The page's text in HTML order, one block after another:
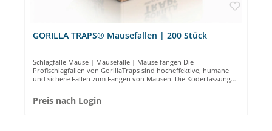
GORILLA TRAPS® Mausefallen | 200 Stück
Schlagfalle Mäuse | Mausefalle | Mäuse fangen Die
Profischlagfallen von GorillaTraps sind hocheffektive, humane
und sichere Fallen zum Fangen von Mäusen. Die Köderfassung
für den langfristigen, giftfreien Einsatz perfekt geeignet. Durch
die präzise Fertigung ist die Schlagfalle sehr leicht zu spannen
Preis nach Login